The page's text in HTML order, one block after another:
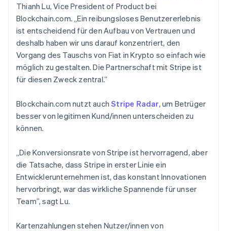
Thianh Lu, Vice President of Product bei
Blockchain.com. „Ein reibungsloses Benutzererlebnis
ist entscheidend für den Aufbau von Vertrauen und
deshalb haben wir uns darauf konzentriert, den
Vorgang des Tauschs von Fiat in Krypto so einfach wie
möglich zu gestalten. Die Partnerschaft mit Stripe ist
für diesen Zweck zentral.”
Blockchain.com nutzt auchStripe Radar, um Betrüger
besser von legitimen Kund/innen unterscheiden zu
können.
„Die Konversionsrate von Stripe ist hervorragend, aber
die Tatsache, dass Stripe in erster Linie ein
Entwicklerunternehmen ist, das konstant Innovationen
hervorbringt, war das wirkliche Spannende für unser
Team”, sagt Lu.
Kartenzahlungen stehen Nutzer/innen von